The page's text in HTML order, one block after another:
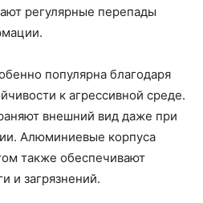
регулярные перепады
популярна благодаря
к агрессивной среде.
внешний вид даже при
Алюминиевые корпуса
также обеспечивают
и загрязнений.